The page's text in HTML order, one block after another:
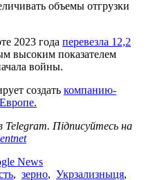
объемы отгрузки
2023 года перевезла 12,2
высоким показателем
войны.
создать компанию-
Telegram. Підписуйтесь на
News
, зерно, Укрзализныця,